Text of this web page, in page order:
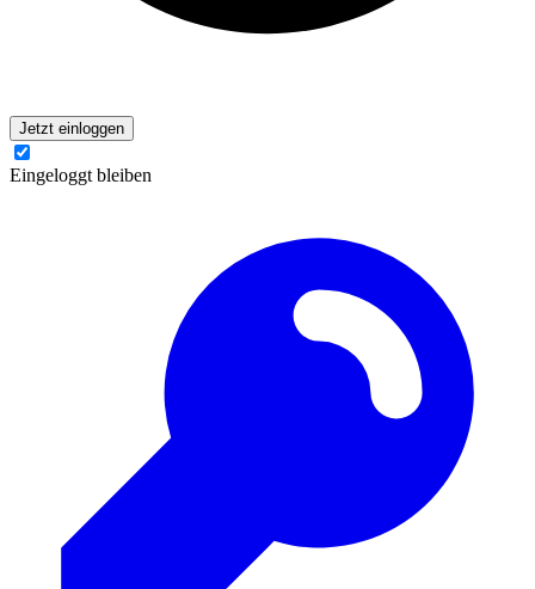
Jetzt einloggen
Eingeloggt bleiben